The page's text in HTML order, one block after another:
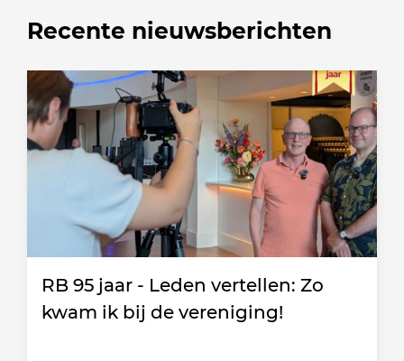
Recente nieuwsberichten
RB 95 jaar - Leden vertellen: Zo
kwam ik bij de vereniging!